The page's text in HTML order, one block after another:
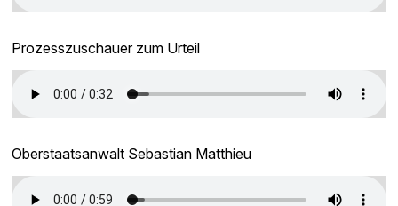
Prozesszuschauer zum Urteil
Oberstaatsanwalt Sebastian Matthieu